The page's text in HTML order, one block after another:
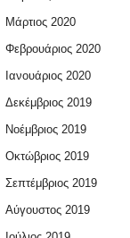
Μάρτιος 2020
Φεβρουάριος 2020
Ιανουάριος 2020
Δεκέμβριος 2019
Νοέμβριος 2019
Οκτώβριος 2019
Σεπτέμβριος 2019
Αύγουστος 2019